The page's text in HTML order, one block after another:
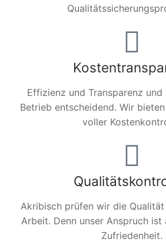
Effizienz und Transparenz und
Betrieb entscheidend. Wir
voller
Akribisch prüfen wir die
Arbeit. Denn unser Anspruch ist
Zufriedenheit.